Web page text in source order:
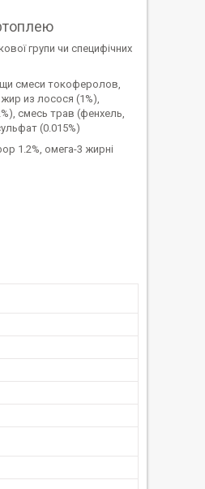
групи чи специфічних
смеси токоферолов,
из лосося (1%),
смесь трав (фенхель,
(0.015%)
1.2%, омега-3 жирні